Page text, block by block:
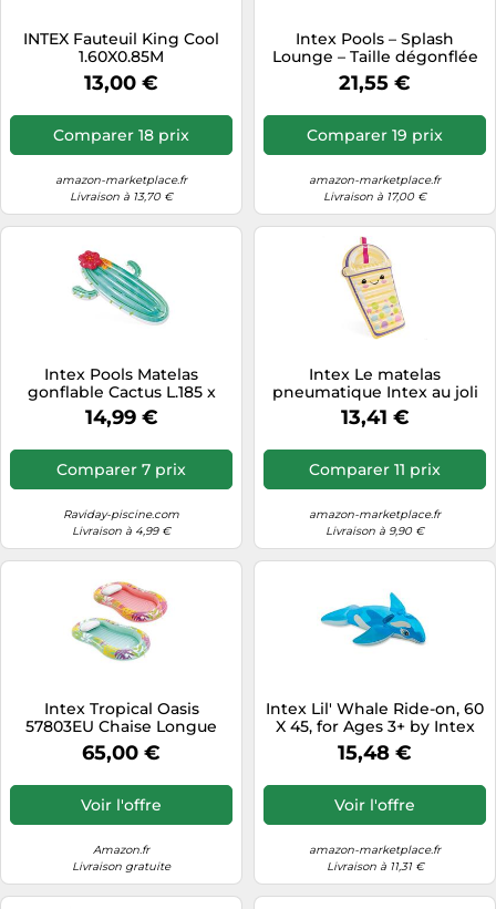
Tondeuses cheveux & barbe
Téléphonie
Téléviseurs
Télévision & vidéo
Électroménager
INTEX Fauteuil King Cool
1.60X0.85M
13,00 €
Comparer 18 prix
amazon-marketplace.fr
Livraison à 13,70 €
Intex Pools – Splash
Lounge – Taille dégonflée
191 x 99 cm (56874EU)
21,55 €
Comparer 19 prix
amazon-marketplace.fr
Livraison à 17,00 €
Intex Pools Matelas
gonflable Cactus L.185 x
l.140 cm
14,99 €
Comparer 7 prix
Raviday-piscine.com
Livraison à 4,99 €
Intex Le matelas
pneumatique Intex au joli
design Bubble Tea attire
l’attention de l’été dans la
piscine et offre un plaisir
de
13,41 €
Comparer 11 prix
amazon-marketplace.fr
Livraison à 9,90 €
Intex Tropical Oasis
57803EU Chaise Longue
(gonflée 196 x 112 x 23
cm/dégonflée 206 x 122 cm)
65,00 €
Voir l'offre
Amazon.fr
Livraison gratuite
Intex Lil' Whale Ride-on, 60
X 45, for Ages 3+ by Intex
15,48 €
Voir l'offre
amazon-marketplace.fr
Livraison à 11,31 €